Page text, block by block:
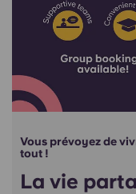
Vous prévoyez de
tout !
La vie